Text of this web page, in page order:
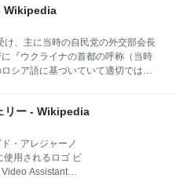
ることになっ
の河野一郎や畜
ーストリアの伝
スマスのデザー
ダンプフ」は「蒸
noodleと同じく
う意味合いの名
などを入れてか
ースやポピーシ
Wikipedia
、主に当時の自民党の外交部会長
『ウクライナの首都の呼称（当時
シア語に基づいていて適切ではな
受け、外務省は適切な呼称につい
を行うと、ウクライナ側から了諾
首都の呼称をロシア語の呼称「キ
ウ」に変更することとなった。さ
伴って、ロシア語に基づく表記の
リー - Wikipedia
・アレジャーノ
使用されるロゴ ビ
Assistant